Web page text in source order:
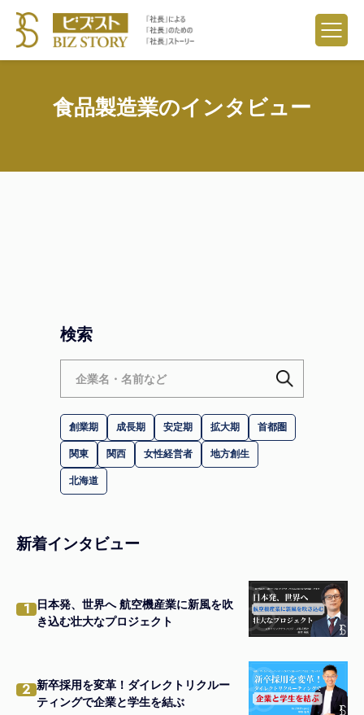
食品製造業のインタビュー
検索
創業期 成長期 安定期 拡大期 首都圏
関東 関西 女性経営者 地方創生
北海道
新着インタビュー
1
日本発、世界へ 航空機産業に新風を吹
き込む壮大なプロジェクト
2 新卒採用を変革！ダイレクトリクルー
ティングで企業と学生を結ぶ